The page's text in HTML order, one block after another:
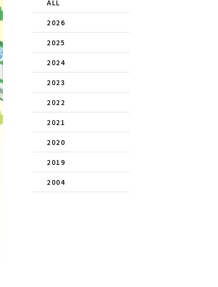
ALL
2026
2025
2024
2023
2022
2021
2020
2019
2004